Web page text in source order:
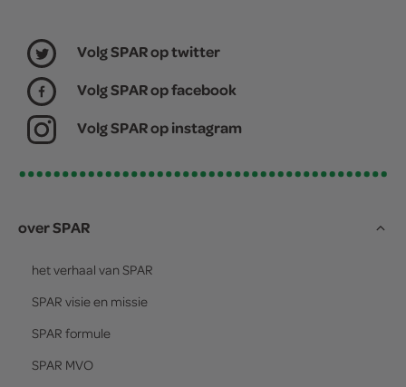
Volg SPAR op twitter
Volg SPAR op facebook
Volg SPAR op instagram
over SPAR
het verhaal van SPAR
SPAR visie en missie
SPAR formule
SPAR MVO